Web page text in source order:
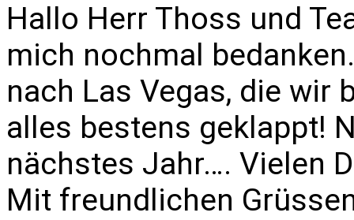
Hallo Herr Thoss und
mich nochmal
nach Las Vegas, die wir
alles bestens geklappt!
nächstes Jahr…. Vielen
Mit freundlichen